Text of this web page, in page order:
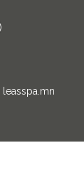
leasspa.mn